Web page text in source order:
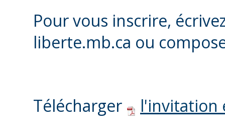
Pour vous inscrire,
liberte.mb.ca ou
Télécharger l'invitation